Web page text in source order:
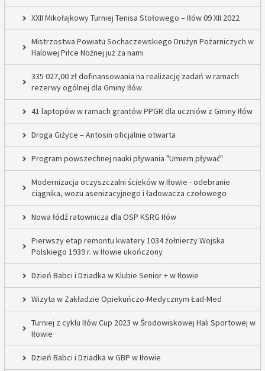
XXII Mikołajkowy Turniej Tenisa Stołowego – Iłów 09 XII 2022
Mistrzostwa Powiatu Sochaczewskiego Drużyn Pożarniczych w
Halowej Piłce Nożnej już za nami
335 027,00 zł dofinansowania na realizację zadań w ramach
rezerwy ogólnej dla Gminy Iłów
41 laptopów w ramach grantów PPGR dla uczniów z Gminy Iłów
Droga Giżyce – Antosin oficjalnie otwarta
Program powszechnej nauki pływania "Umiem pływać"
Modernizacja oczyszczalni ścieków w Iłowie - odebranie
ciągnika, wozu asenizacyjnego i ładowacza czołowego
Nowa łódź ratownicza dla OSP KSRG Iłów
Pierwszy etap remontu kwatery 1034 żołnierzy Wojska
Polskiego 1939 r. w Iłowie ukończony
Dzień Babci i Dziadka w Klubie Senior + w Iłowie
Wizyta w Zakładzie Opiekuńczo-Medycznym Ład-Med
Turniej z cyklu Iłów Cup 2023 w Środowiskowej Hali Sportowej w
Iłowie
Dzień Babci i Dziadka w GBP w Iłowie